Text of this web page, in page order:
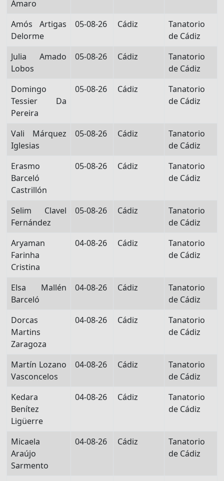
Amaro
Amós Artigas
Delorme
05-08-26 Cádiz
Tanatorio
de Cádiz
Julia Amado
Lobos
05-08-26 Cádiz
Tanatorio
de Cádiz
Domingo
Tessier Da
Pereira
05-08-26 Cádiz
Tanatorio
de Cádiz
Vali Márquez
Iglesias
05-08-26 Cádiz
Tanatorio
de Cádiz
Erasmo
Barceló
Castrillón
05-08-26 Cádiz
Tanatorio
de Cádiz
Selim Clavel
Fernández
05-08-26 Cádiz
Tanatorio
de Cádiz
Aryaman
Farinha
Cristina
04-08-26 Cádiz
Tanatorio
de Cádiz
Elsa Mallén
Barceló
04-08-26 Cádiz
Tanatorio
de Cádiz
Dorcas
Martins
Zaragoza
04-08-26 Cádiz
Tanatorio
de Cádiz
Martín Lozano
Vasconcelos
04-08-26 Cádiz
Tanatorio
de Cádiz
Kedara
Benítez
Ligüerre
04-08-26 Cádiz
Tanatorio
de Cádiz
Micaela
Araújo
Sarmento
04-08-26 Cádiz
Tanatorio
de Cádiz